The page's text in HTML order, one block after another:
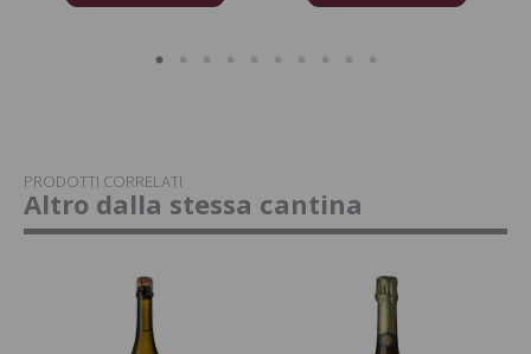
PRODOTTI CORRELATI
Altro dalla stessa cantina